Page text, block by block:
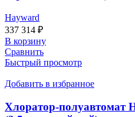
Hayward
337 314 ₽
В корзину
Сравнить
Быстрый просмотр
Добавить в избранное
Хлоратор-полуавтомат